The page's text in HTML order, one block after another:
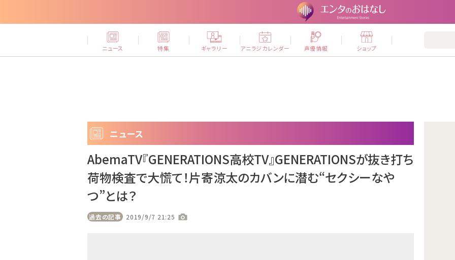
ニュース 特集 ギャラリー アニラジカレンダー 声優情報 ショップ
ニュース
AbemaTV『GENERATIONS高校TV』GENERATIONSが抜き打ち
荷物検査で大慌て！片寄涼太のカバンに潜む“セクシーなや
つ”とは？
過去の記事 2019/9/7 21:25